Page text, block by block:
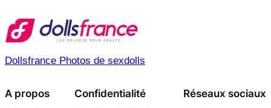
Dollsfrance Photos de sexdolls
A propos Confidentialité Réseaux sociaux